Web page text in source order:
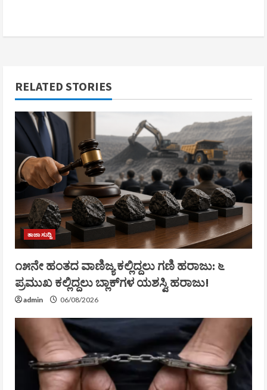
RELATED STORIES
ತಾಜಾ ಸುದ್ದಿ
೧೫ನೇ ಹಂತದ ವಾಣಿಜ್ಯ ಕಲ್ಲಿದ್ದಲು ಗಣಿ ಹರಾಜು: ೬
ಪ್ರಮುಖ ಕಲ್ಲಿದ್ದಲು ಬ್ಲಾಕ್‌ಗಳ ಯಶಸ್ವಿ ಹರಾಜು!
admin 06/08/2026